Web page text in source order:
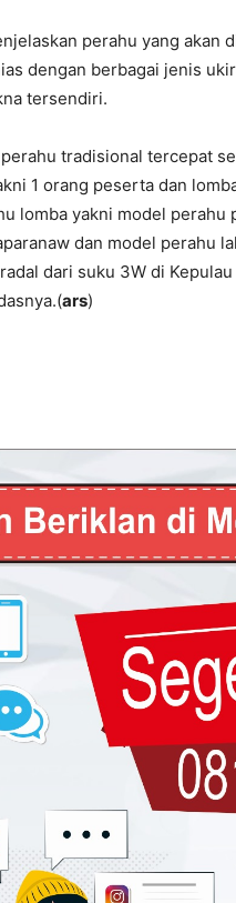
perahu yang akan
dengan berbagai jenis
tersendiri.
perahu tradisional tercepat
1 orang peserta dan
lomba yakni model perahu
dan model perahu
dari suku 3W di
ars)